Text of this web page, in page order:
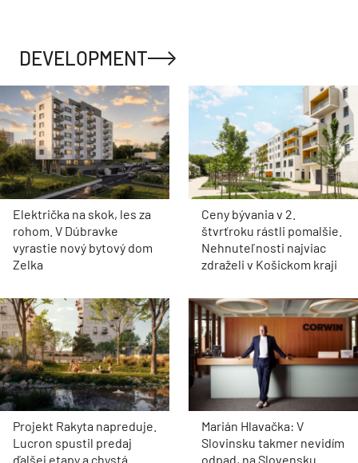
DEVELOPMENT
Električka na skok, les za
rohom. V Dúbravke
vyrastie nový bytový dom
Zelka
Ceny bývania v 2.
štvrťroku rástli pomalšie.
Nehnuteľnosti najviac
zdraželi v Košickom kraji
Projekt Rakyta napreduje.
Lucron spustil predaj
ďalšej etapy a chystá
Marián Hlavačka: V
Slovinsku takmer nevidím
odpad, na Slovensku